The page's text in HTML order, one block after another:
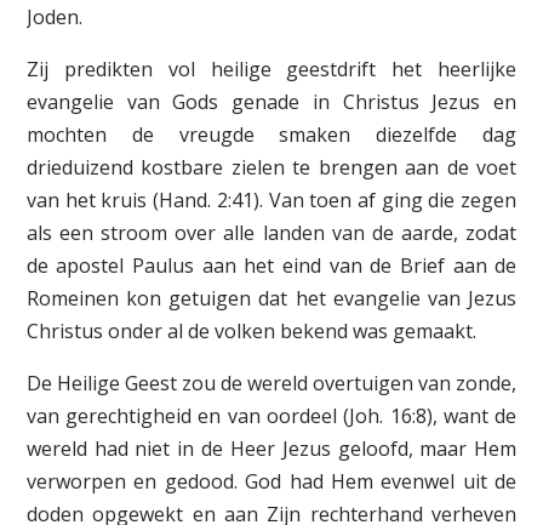
Joden.
Zij predikten vol heilige geestdrift het heerlijke
evangelie van Gods genade in Christus Jezus en
mochten de vreugde smaken diezelfde dag
drieduizend kostbare zielen te brengen aan de voet
van het kruis (Hand. 2:41). Van toen af ging die zegen
als een stroom over alle landen van de aarde, zodat
de apostel Paulus aan het eind van de Brief aan de
Romeinen kon getuigen dat het evangelie van Jezus
Christus onder al de volken bekend was gemaakt.
De Heilige Geest zou de wereld overtuigen van zonde,
van gerechtigheid en van oordeel (Joh. 16:8), want de
wereld had niet in de Heer ­Jezus geloofd, maar Hem
verworpen en gedood. God had Hem evenwel uit de
doden opgewekt en aan Zijn rechterhand verheven